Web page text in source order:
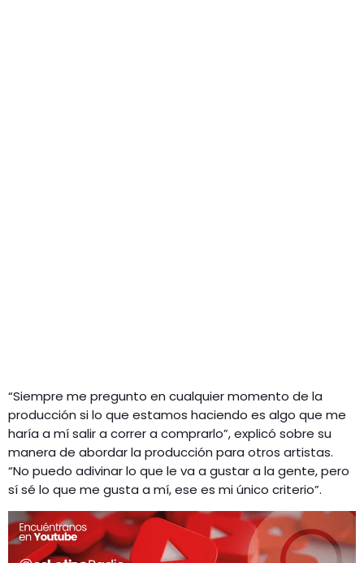
“Siempre me pregunto en cualquier momento de la
producción si lo que estamos haciendo es algo que me
haría a mí salir a correr a comprarlo”, explicó sobre su
manera de abordar la producción para otros artistas.
“No puedo adivinar lo que le va a gustar a la gente, pero
sí sé lo que me gusta a mí, ese es mi único criterio”.